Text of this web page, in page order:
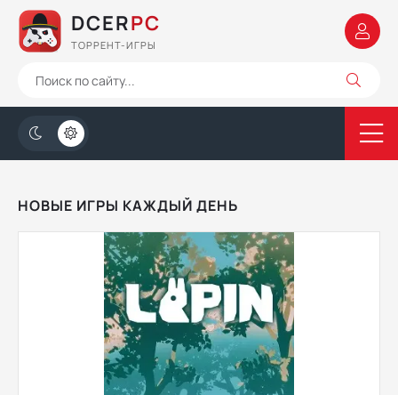
DCERPC
ТОРРЕНТ-ИГРЫ
НОВЫЕ ИГРЫ КАЖДЫЙ ДЕНЬ